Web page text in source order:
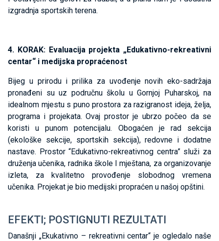
izgradnja sportskih terena.
4. KORAK: Evaluacija projekta „Edukativno-rekreativni
centar“ i medijska propraćenost
Bijeg u prirodu i prilika za uvođenje novih eko-sadržaja
pronađeni su uz područnu školu u Gornjoj Puharskoj, na
idealnom mjestu s puno prostora za razigranost ideja, želja,
programa i projekata. Ovaj prostor je ubrzo počeo da se
koristi u punom potencijalu. Obogaćen je rad sekcija
(ekološke sekcije, sportskih sekcija), redovne i dodatne
nastave. Prostor “Edukativno-rekreativnog centra” služi za
druženja učenika, radnika škole I mještana, za organizovanje
izleta, za kvalitetno provođenje slobodnog vremena
učenika. Projekat je bio medijski propraćen u našoj opštini.
EFEKTI; POSTIGNUTI REZULTATI
Današnji „Ekukativno – rekreativni centar“ je ogledalo naše